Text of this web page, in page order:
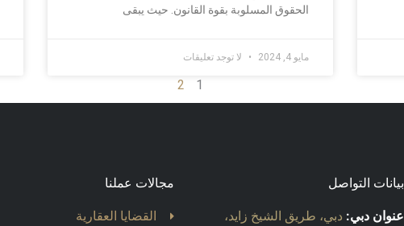
الحقوق المسلوبة بقوة القانون. حيث يبقى
مايو 4, 2024 لا توجد تعليقات
1
2
بيانات التواصل
عنوان دبي: دبي، طريق الشيخ زايد،
مجالات عملنا
القضايا العقارية